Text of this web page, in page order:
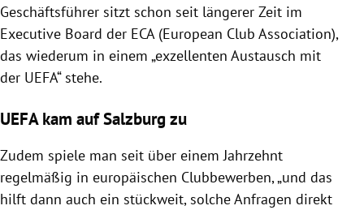
Geschäftsführer sitzt schon seit längerer Zeit im
Executive Board der ECA (European Club Association),
das wiederum in einem „exzellenten Austausch mit
der UEFA“ stehe.
UEFA kam auf Salzburg zu
Zudem spiele man seit über einem Jahrzehnt
regelmäßig in europäischen Clubbewerben, „und das
hilft dann auch ein stückweit, solche Anfragen direkt